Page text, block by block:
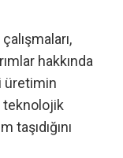
hakkında
üretimin
teknolojik
taşıdığını